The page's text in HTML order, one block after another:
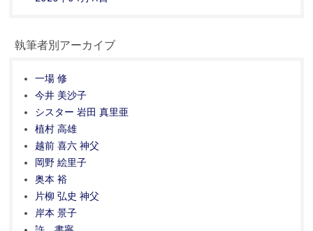
執筆者別アーカイブ
一場 修
今井 美沙子
シスター 岩田 真里亜
植村 高雄
越前 喜六 神父
岡野 絵里子
奥本 裕
片柳 弘史 神父
岸本 景子